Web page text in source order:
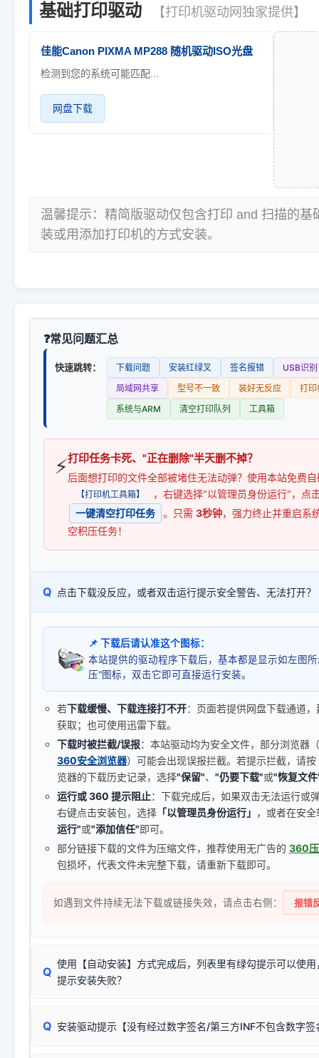
基础打印驱动 【打印机驱动网独家提供】
佳能Canon PIXMA MP288 随机驱动ISO光盘
检测到您的系统可能匹配...
网盘下载
温馨提示：精简版驱动仅包含打印 and 扫描的基
装或用添加打印机的方式安装。
常见问题汇总
快速跳转： 下载问题 安装红绿叉 签名报错
USB识别
局域网共享
型号不一致 装好无反应
打印
系统与ARM
清空打印队列 工具箱
⚡打印任务卡死、"正在删除"半天删不掉？
后面想打印的文件全部被堵住无法动弹？使用本站免费
【打印机工具箱】
，右键选择"以管理员身份运行"，点
一键清空打印任务
。只需 3秒钟，强力终止并重启系
空积压任务！
Q 点击下载没反应，或者双击运行提示安全警告、无法打开？
📌 下载后请认准这个图标：
本站提供的驱动程序下载后，基本都是显示如左图
压"图标，双击它即可直接运行安装。
若下载缓慢、下载连接打不开：页面若提供网盘下载通道
获取；也可使用迅雷下载。
下载时被拦截/误报：本站驱动均为安全文件，部分浏览器
360安全浏览器）可能会出现误报拦截。若提示拦截，请按
览器的下载历史记录，选择"保留"、 "仍要下载"或"恢复文
运行或 360 提示阻止：下载完成后，如果双击无法运行或
右键点击安装包，选择 「以管理员身份运行」 ，或者在安
运行"或"添加信任"即可。
部分链接下载的文件为压缩文件，推荐使用无广告的 360
包损坏，代表文件未完整下载，请重新下载即可。
如遇到文件持续无法下载或链接失效，请点击右侧： 报错
Q
使用【自动安装】方式完成后，列表里有绿勾提示可以使
提示安装失败？
由于本站驱动包集成了32位和64位驱动，自动安装程序在运
Q 安装驱动提示【没有经过数字签名/第三方INF不包含数字